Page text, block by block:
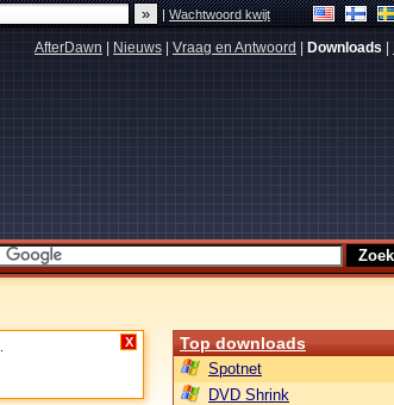
|Wachtwoord kwijt
AfterDawn Nieuws Vraag en Antwoord Downloads
X Top downloads
Spotnet
DVD Shrink